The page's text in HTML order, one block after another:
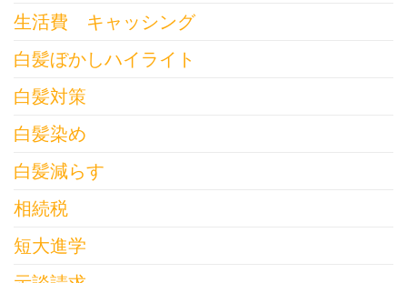
生活費 キャッシング
白髪ぼかしハイライト
白髪対策
白髪染め
白髪減らす
相続税
短大進学